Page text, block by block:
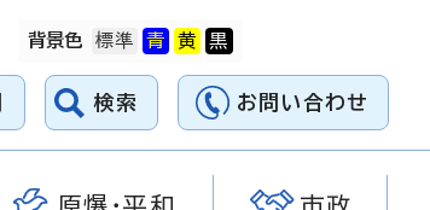
背景色
検索 お問い合わせ
原爆・平和 市政